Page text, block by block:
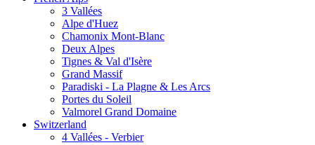
3 Vallées
Alpe d'Huez
Chamonix Mont-Blanc
Deux Alpes
Tignes & Val d'Isère
Grand Massif
Paradiski - La Plagne & Les Arcs
Portes du Soleil
Valmorel Grand Domaine
Switzerland
4 Vallées - Verbier